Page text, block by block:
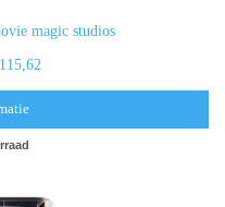
magic studios